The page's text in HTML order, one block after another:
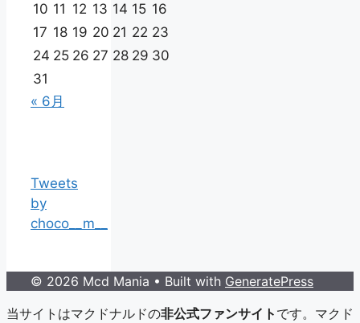
10 11 12 13 14 15 16
17 18 19 20 21 22 23
24 25 26 27 28 29 30
31
« 6月
Tweets
by
choco__m__
© 2026 Mcd Mania • Built with GeneratePress
当サイトはマクドナルドの非公式ファンサイト です。マクド